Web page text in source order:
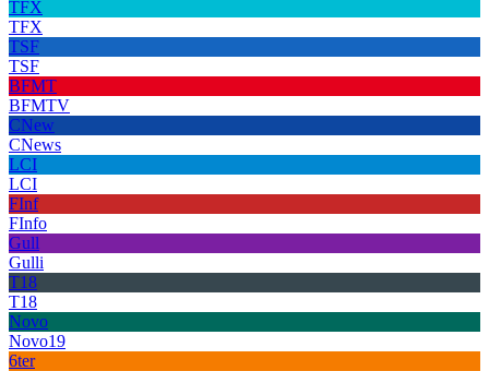
TFX
TFX
TSF
TSF
BFMT
BFMTV
CNew
CNews
LCI
LCI
FInf
FInfo
Gull
Gulli
T18
T18
Novo
Novo19
6ter